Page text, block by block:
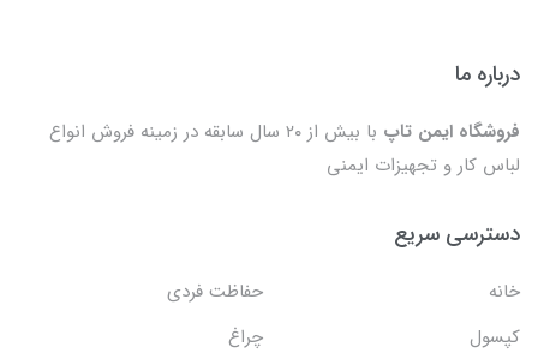
درباره ما
فروشگاه ایمن تاپ
با بیش از ۲۰ سال سابقه در زمینه فروش انواع
لباس کار و تجهیزات ایمنی
دسترسی سریع
خانه
حفاظت فردی
کپسول
چراغ